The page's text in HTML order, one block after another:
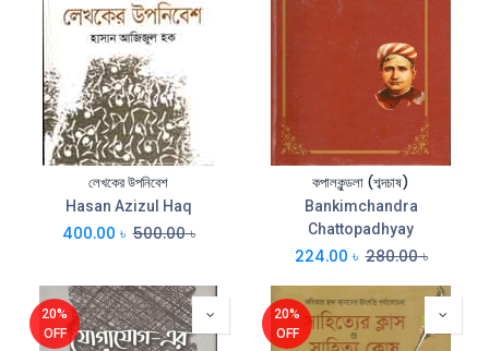
লেখকের উপনিবেশ
Hasan Azizul Haq
400.00 ৳ 500.00৳
কপালকুন্ডলা (শব্দচাষ)
Bankimchandra
Chattopadhyay
224.00 ৳ 280.00৳
20%
OFF
20%
OFF